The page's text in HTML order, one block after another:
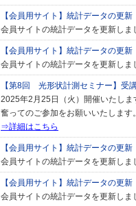
【会員用サイト】統計データの更新
会員サイトの統計データを更新しま
【会員用サイト】統計データの更新
会員サイトの統計データを更新しま
【第8回 光形状計測セミナー】受
2025年2月25日（火）開催いたしま
奮ってのご参加をお願いいたします。
⇒詳細はこちら
【会員用サイト】統計データの更新
会員サイトの統計データを更新しま
【会員用サイト】統計データの更新
会員サイトの統計データを更新しま